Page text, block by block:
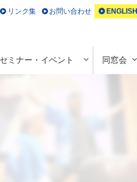
セミナー・イベント 同窓会
リンク集 お問い合わせ ENGLISH